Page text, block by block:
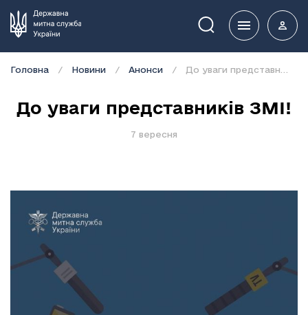
Пошук
Головна Новини Анонси
До уваги представників ЗМІ!
7 вересня